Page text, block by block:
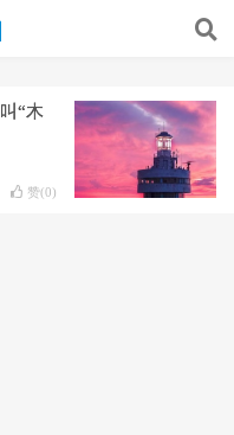
“木
赞(0)